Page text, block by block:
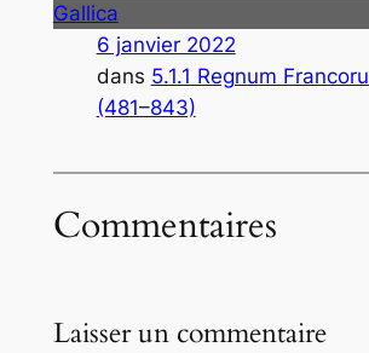
Gallica
6 janvier 2022
dans 5.1.1 Regnum
(481–843)
Commentaires
Laisser un commentaire